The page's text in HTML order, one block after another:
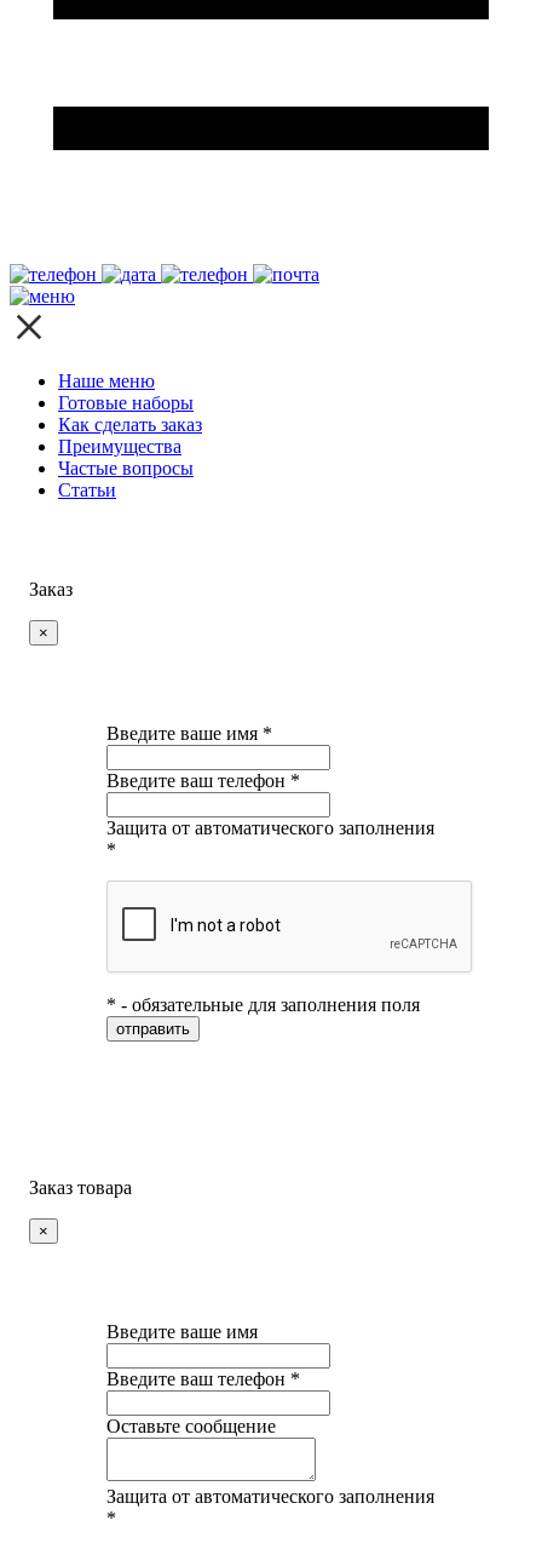
Наше меню
Готовые наборы
Как сделать заказ
Преимущества
Частые вопросы
Статьи
Заказ
×
Введите ваше имя *
Введите ваш телефон *
Защита от автоматического заполнения
*
* - обязательные для заполнения поля
Заказ товара
×
Введите ваше имя
Введите ваш телефон *
Оставьте сообщение
Защита от автоматического заполнения
*